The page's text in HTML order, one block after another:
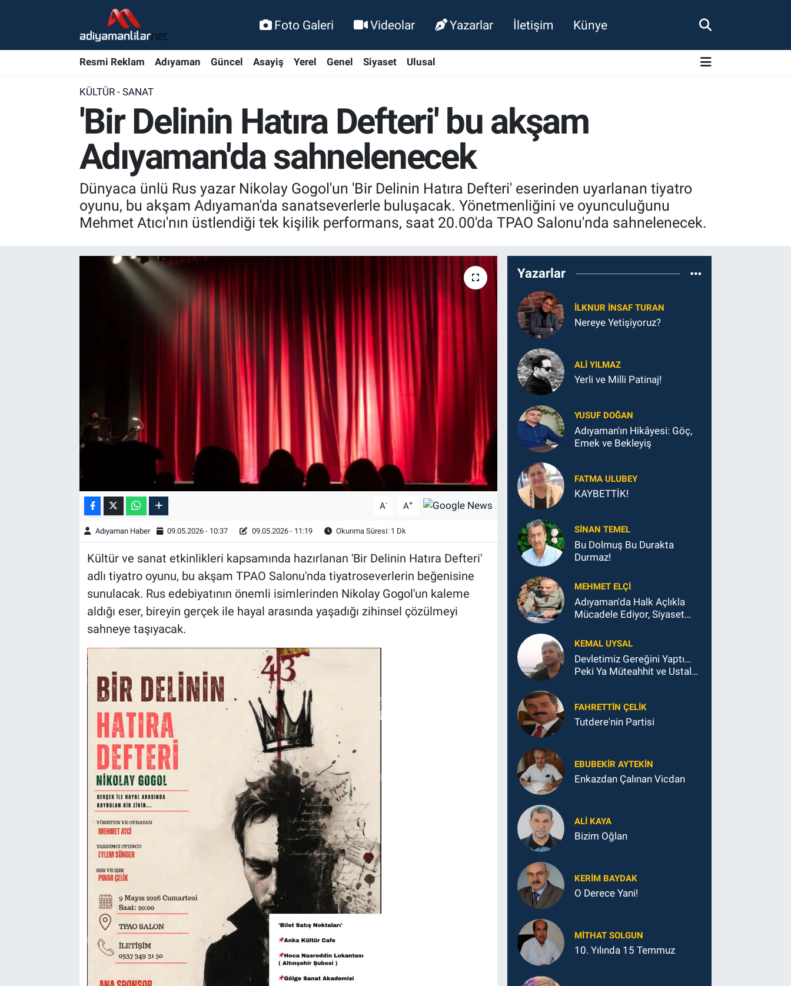
Foto Galeri Videolar Yazarlar İletişim Künye
Resmi Reklam Adıyaman Güncel Asayiş Yerel Genel Siyaset Ulusal
KÜLTÜR - SANAT
'Bir Delinin Hatıra Defteri' bu akşam
Adıyaman'da sahnelenecek
Dünyaca ünlü Rus yazar Nikolay Gogol'un 'Bir Delinin Hatıra Defteri' eserinden uyarlanan tiyatro
oyunu, bu akşam Adıyaman'da sanatseverlerle buluşacak. Yönetmenliğini ve oyunculuğunu
Mehmet Atıcı'nın üstlendiği tek kişilik performans, saat 20.00'da TPAO Salonu'nda sahnelenecek.
A- A+
Adıyaman Haber 09.05.2026 - 10:37 09.05.2026 - 11:19 Okunma Süresi: 1 Dk
Kültür ve sanat etkinlikleri kapsamında hazırlanan 'Bir Delinin Hatıra Defteri'
adlı tiyatro oyunu, bu akşam TPAO Salonu'nda tiyatroseverlerin beğenisine
sunulacak. Rus edebiyatının önemli isimlerinden Nikolay Gogol'un kaleme
aldığı eser, bireyin gerçek ile hayal arasında yaşadığı zihinsel çözülmeyi
sahneye taşıyacak.
Yazarlar
İLKNUR İNSAF TURAN
Nereye Yetişiyoruz?
ALI YILMAZ
Yerli ve Milli Patinaj!
YUSUF DOĞAN
Adıyaman'ın Hikâyesi: Göç,
Emek ve Bekleyiş
FATMA ULUBEY
KAYBETTİK!
SINAN TEMEL
Bu Dolmuş Bu Durakta
Durmaz!
MEHMET ELÇI
Adıyaman'da Halk Açlıkla
Mücadele Ediyor, Siyaset
KEMAL UYSAL
Devletimiz Gereğini Yaptı…
Peki Ya Müteahhit ve Ustalar
FAHRETTIN ÇELİK
Tutdere'nin Partisi
EBUBEKIR AYTEKIN
Enkazdan Çalınan Vicdan
ALI KAYA
Bizim Oğlan
KERIM BAYDAK
O Derece Yani!
MITHAT SOLGUN
10. Yılında 15 Temmuz
Röportajlar
Bölge Haberleri
Şambayat Haber
Nöbetçi Eczaneler
Adiyaman Namaz Vakitleri
Trafik Durumu
Süper Lig Puan Durumu ve Fikstür
Tüm Manşetler
Son Dakika Haberleri
Haber Arşivi